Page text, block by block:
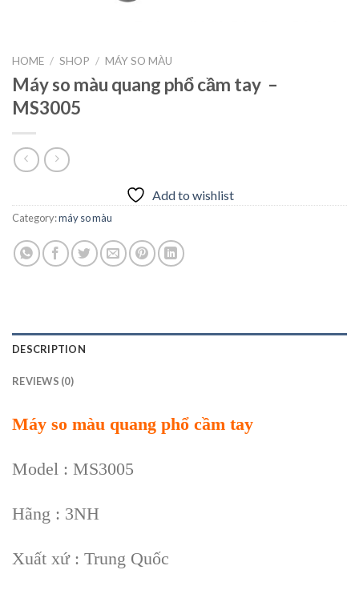
HOME / SHOP / MÁY SO MÀU
Máy so màu quang phổ cầm tay –
MS3005
Add to wishlist
Category:máy so màu
DESCRIPTION
REVIEWS (0)
Máy so màu quang phổ cầm tay
Model : MS3005
Hãng : 3NH
Xuất xứ : Trung Quốc